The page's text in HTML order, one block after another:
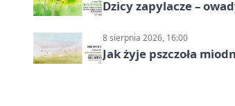
Dzicy zapylacze –
8 sierpnia 2026, 16:00
Jak żyje pszczoła